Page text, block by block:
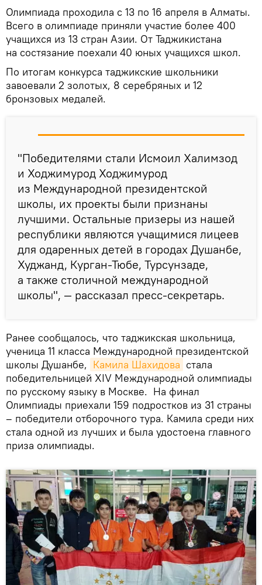
Олимпиада проходила с 13 по 16 апреля в Алматы.
Всего в олимпиаде приняли участие более 400
учащихся из 13 стран Азии. От Таджикистана
на состязание поехали 40 юных учащихся школ.
По итогам конкурса таджикские школьники
завоевали 2 золотых, 8 серебряных и 12
бронзовых медалей.
"Победителями стали Исмоил Халимзод
и Ходжимурод Ходжимурод
из Международной президентской
школы, их проекты были признаны
лучшими. Остальные призеры из нашей
республики являются учащимися лицеев
для одаренных детей в городах Душанбе,
Худжанд, Курган-Тюбе, Турсунзаде,
а также столичной международной
школы", — рассказал пресс-секретарь.
Ранее сообщалось, что таджикская школьница,
ученица 11 класса Международной президентской
школы Душанбе, Камила Шахидова стала
победительницей XIV Международной олимпиады
по русскому языку в Москве. На финал
Олимпиады приехали 159 подростков из 31 страны
– победители отборочного тура. Камила среди них
стала одной из лучших и была удостоена главного
приза олимпиады.